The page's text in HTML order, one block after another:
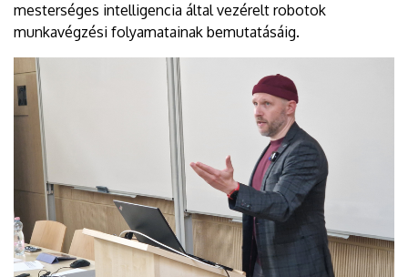
mesterséges intelligencia által vezérelt robotok
munkavégzési folyamatainak bemutatásáig.